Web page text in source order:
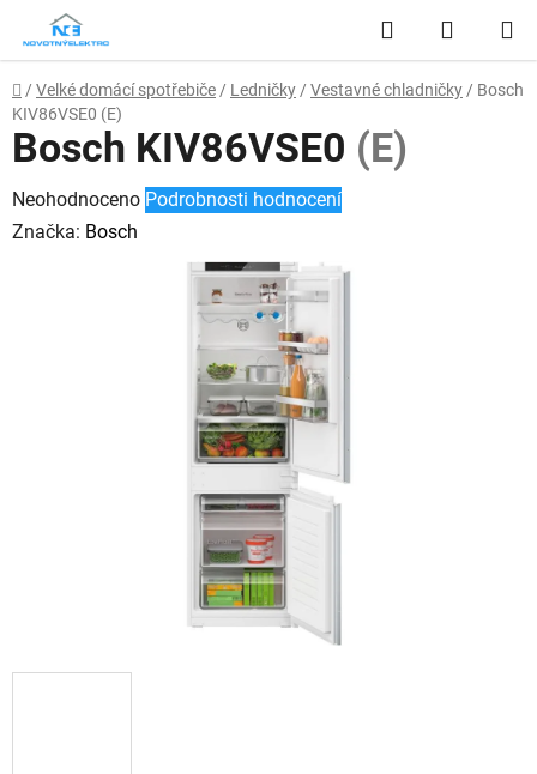
obsah
Hledat
KOŠÍK
Domů
/ Velké domácí spotřebiče / Ledničky / Vestavné chladničky / Bosch
KIV86VSE0 (E)
Bosch KIV86VSE0 (E)
Průměrné
hodnocení
Neohodnoceno Podrobnosti hodnocení
Značka: Bosch